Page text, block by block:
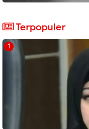
Terpopuler